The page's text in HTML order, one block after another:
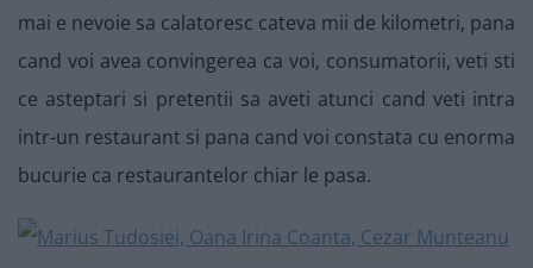
mai e nevoie sa calatoresc cateva mii de kilometri, pana
cand voi avea convingerea ca voi, consumatorii, veti sti
ce asteptari si pretentii sa aveti atunci cand veti intra
intr-un restaurant si pana cand voi constata cu enorma
bucurie ca restaurantelor chiar le pasa.